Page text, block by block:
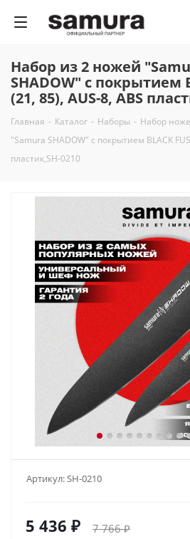
Набор из 2 ножей
SHADOW" с покрытием
(21, 85), AUS-8, ABS
Главная - Каталог - Наборы - Набор
"Samura SHADOW" с покрытием BLACK
пластик,SH-0210
Артикул:SH-0210
5 436 ₽ 7 766₽